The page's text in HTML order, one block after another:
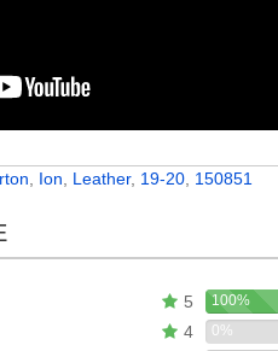
Ion Leather, 19-20 150851
5 100%
4 0%